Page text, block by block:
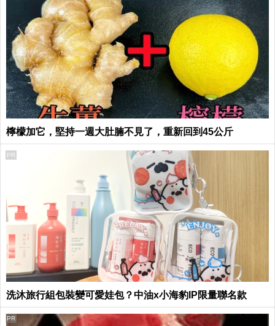
檸檬加它，堅持一週大肚腩不見了，重新回到45公斤
洗沐旅行組包裝變可愛娃包？中油x小海豹IP限量聯名款
PR
PR